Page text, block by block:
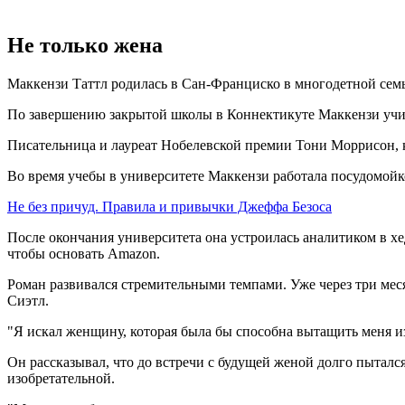
Не только жена
Маккензи Таттл родилась в Сан-Франциско в многодетной
По завершению закрытой школы в Коннектикуте Маккензи
Писательница и лауреат Нобелевской премии Тони Моррисон,
Во время учебы в университете Маккензи работала
Не без причуд. Правила и привычки Джеффа Безоса
После окончания университета она устроилась аналитиком в
чтобы основать Amazon.
Роман развивался стремительными темпами. Уже через три
Сиэтл.
"Я искал женщину, которая была бы способна вытащить меня
Он рассказывал, что до встречи с будущей женой долго
изобретательной.